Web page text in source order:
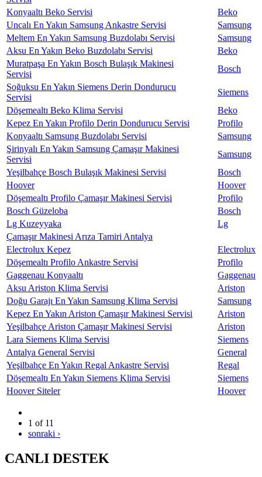
Konyaaltı Beko Servisi
Beko
Uncalı En Yakın Samsung Ankastre Servisi
Samsung
Meltem En Yakın Samsung Buzdolabı Servisi
Samsung
Aksu En Yakın Beko Buzdolabı Servisi
Beko
Muratpaşa En Yakın Bosch Bulaşık Makinesi
Servisi
Bosch
Soğuksu En Yakın Siemens Derin Dondurucu
Servisi
Siemens
Döşemealtı Beko Klima Servisi
Beko
Kepez En Yakın Profilo Derin Dondurucu Servisi
Profilo
Konyaaltı Samsung Buzdolabı Servisi
Samsung
Şirinyalı En Yakın Samsung Çamaşır Makinesi
Servisi
Samsung
Yeşilbahçe Bosch Bulaşık Makinesi Servisi
Bosch
Hoover
Hoover
Döşemealtı Profilo Çamaşır Makinesi Servisi
Profilo
Bosch Güzeloba
Bosch
Lg Kuzeyyaka
Lg
Çamaşır Makinesi Arıza Tamiri Antalya
Electrolux Kepez
Electrolux
Döşemealtı Profilo Ankastre Servisi
Profilo
Gaggenau Konyaaltı
Gaggenau
Aksu Ariston Klima Servisi
Ariston
Doğu Garajı En Yakın Samsung Klima Servisi
Samsung
Kepez En Yakın Ariston Çamaşır Makinesi Servisi
Ariston
Yeşilbahçe Ariston Çamaşır Makinesi Servisi
Ariston
Lara Siemens Klima Servisi
Siemens
Antalya General Servisi
General
Yeşilbahçe En Yakın Regal Ankastre Servisi
Regal
Döşemealtı En Yakın Siemens Klima Servisi
Siemens
Hoover Siteler
Hoover
1 of 11
sonraki ›
CANLI DESTEK